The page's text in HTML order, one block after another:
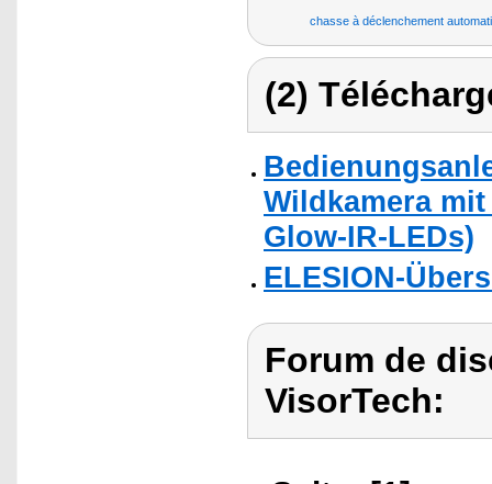
chasse à déclenchement
(2)
Wildkamera
Glow-IR-LEDs)
ELESION-
Forum de
VisorTech: